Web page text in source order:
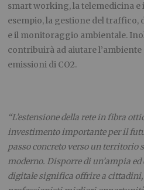
smart working, la telemedicina e
esempio, la gestione del traffico,
e il monitoraggio ambientale.
contribuirà ad aiutare
emissioni di CO2.
“L’estensione della rete in fibra
investimento importante per il
passo concreto verso un territorio
moderno. Disporre di un’ampia
digitale significa offrire a